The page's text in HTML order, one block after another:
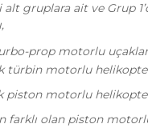
alt gruplara ait ve Grup
prop motorlu
türbin motorlu
piston motorlu
farklı olan piston